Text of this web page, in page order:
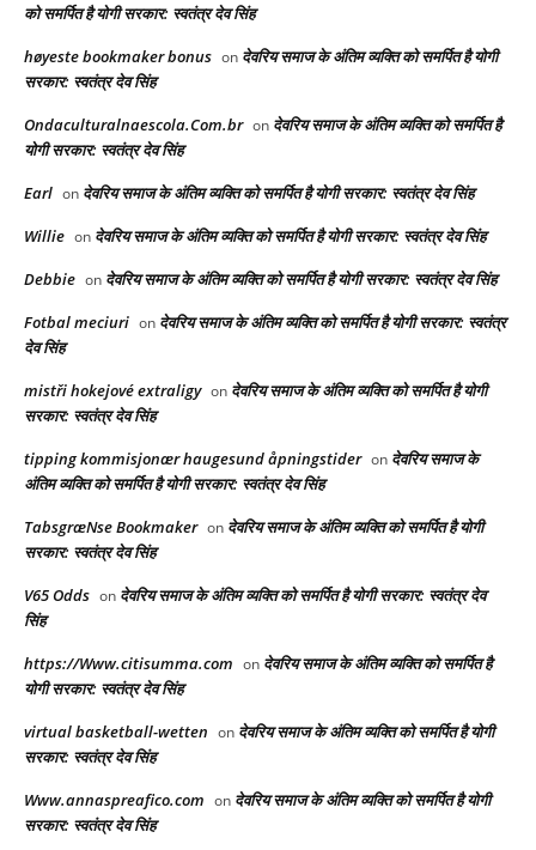
को समर्पित है योगी सरकार: स्वतंत्र देव सिंह
høyeste bookmaker bonus on देवरिय समाज के अंतिम व्यक्ति को समर्पित है योगी
सरकार: स्वतंत्र देव सिंह
Ondaculturalnaescola.Com.br on देवरिय समाज के अंतिम व्यक्ति को समर्पित है
योगी सरकार: स्वतंत्र देव सिंह
Earl on देवरिय समाज के अंतिम व्यक्ति को समर्पित है योगी सरकार: स्वतंत्र देव सिंह
Willie on देवरिय समाज के अंतिम व्यक्ति को समर्पित है योगी सरकार: स्वतंत्र देव सिंह
Debbie on देवरिय समाज के अंतिम व्यक्ति को समर्पित है योगी सरकार: स्वतंत्र देव सिंह
Fotbal meciuri on देवरिय समाज के अंतिम व्यक्ति को समर्पित है योगी सरकार: स्वतंत्र
देव सिंह
mistři hokejové extraligy on देवरिय समाज के अंतिम व्यक्ति को समर्पित है योगी
सरकार: स्वतंत्र देव सिंह
tipping kommisjonær haugesund åpningstider on देवरिय समाज के
अंतिम व्यक्ति को समर्पित है योगी सरकार: स्वतंत्र देव सिंह
TabsgræNse Bookmaker on देवरिय समाज के अंतिम व्यक्ति को समर्पित है योगी
सरकार: स्वतंत्र देव सिंह
V65 Odds on देवरिय समाज के अंतिम व्यक्ति को समर्पित है योगी सरकार: स्वतंत्र देव
सिंह
https://Www.citisumma.com on देवरिय समाज के अंतिम व्यक्ति को समर्पित है
योगी सरकार: स्वतंत्र देव सिंह
virtual basketball-wetten on देवरिय समाज के अंतिम व्यक्ति को समर्पित है योगी
सरकार: स्वतंत्र देव सिंह
Www.annaspreafico.com on देवरिय समाज के अंतिम व्यक्ति को समर्पित है योगी
सरकार: स्वतंत्र देव सिंह